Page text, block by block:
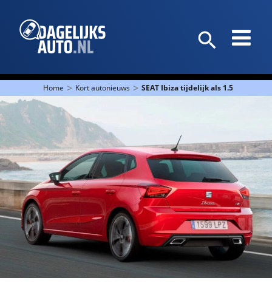
Home > Kort autonieuws > SEAT Ibiza tijdelijk als 1.5 TSI Sport